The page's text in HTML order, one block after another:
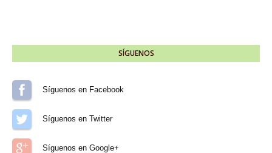
SÍGUENOS
Síguenos en Facebook
Síguenos en Twitter
Síguenos en Google+